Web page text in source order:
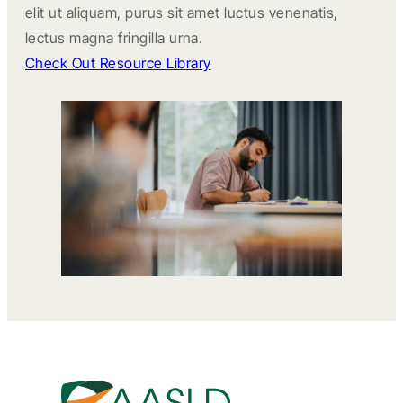
elit ut aliquam, purus sit amet luctus venenatis,
lectus magna fringilla urna.
Check Out Resource Library